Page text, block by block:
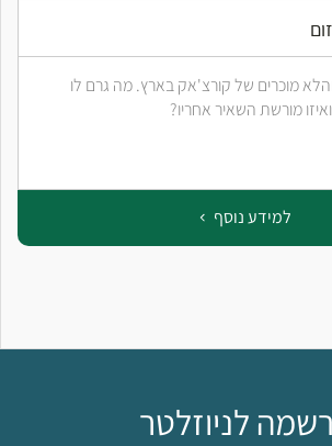
זום
והלא מוכרים של קורצ'אק בארץ. מה גרם לו
מורשת השאיר אחריו?
למידע נוסף
לניוזלטר